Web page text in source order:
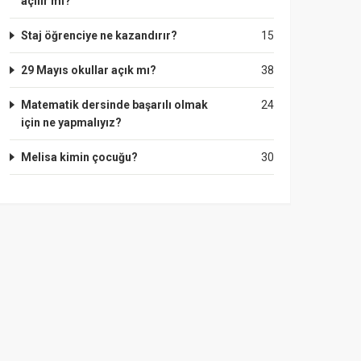
15
Staj öğrenciye ne kazandırır?
38
29 Mayıs okullar açık mı?
24
Matematik dersinde başarılı olmak
için ne yapmalıyız?
30
Melisa kimin çocuğu?